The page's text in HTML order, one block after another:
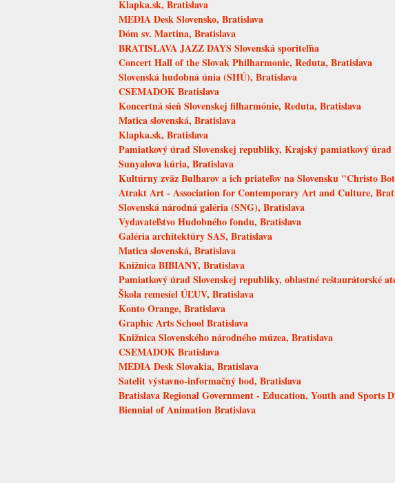
Klapka.sk, Bratislava
MEDIA Desk Slovensko, Bratislava
Dóm sv. Martina, Bratislava
BRATISLAVA JAZZ DAYS Slovenská sporiteľňa
Concert Hall of the Slovak Philharmonic, Reduta, Bratislava
Slovenská hudobná únia (SHÚ), Bratislava
CSEMADOK Bratislava
Koncertná sieň Slovenskej filharmónie, Reduta, Bratislava
Matica slovenská, Bratislava
Klapka.sk, Bratislava
Pamiatkový úrad Slovenskej republiky, Krajský pamiatkový úrad
Sunyalova kúria, Bratislava
Kultúrny zväz Bulharov a ich priateľov na Slovensku "Christo
Atrakt Art - Association for Contemporary Art and Culture,
Slovenská národná galéria (SNG), Bratislava
Vydavateľstvo Hudobného fondu, Bratislava
Galéria architektúry SAS, Bratislava
Matica slovenská, Bratislava
Knižnica BIBIANY, Bratislava
Pamiatkový úrad Slovenskej republiky, oblastné reštaurátorské
Škola remesiel ÚĽUV, Bratislava
Konto Orange, Bratislava
Graphic Arts School Bratislava
Knižnica Slovenského národného múzea, Bratislava
CSEMADOK Bratislava
MEDIA Desk Slovakia, Bratislava
Satelit výstavno-informačný bod, Bratislava
Bratislava Regional Government - Education, Youth and Sports
Biennial of Animation Bratislava